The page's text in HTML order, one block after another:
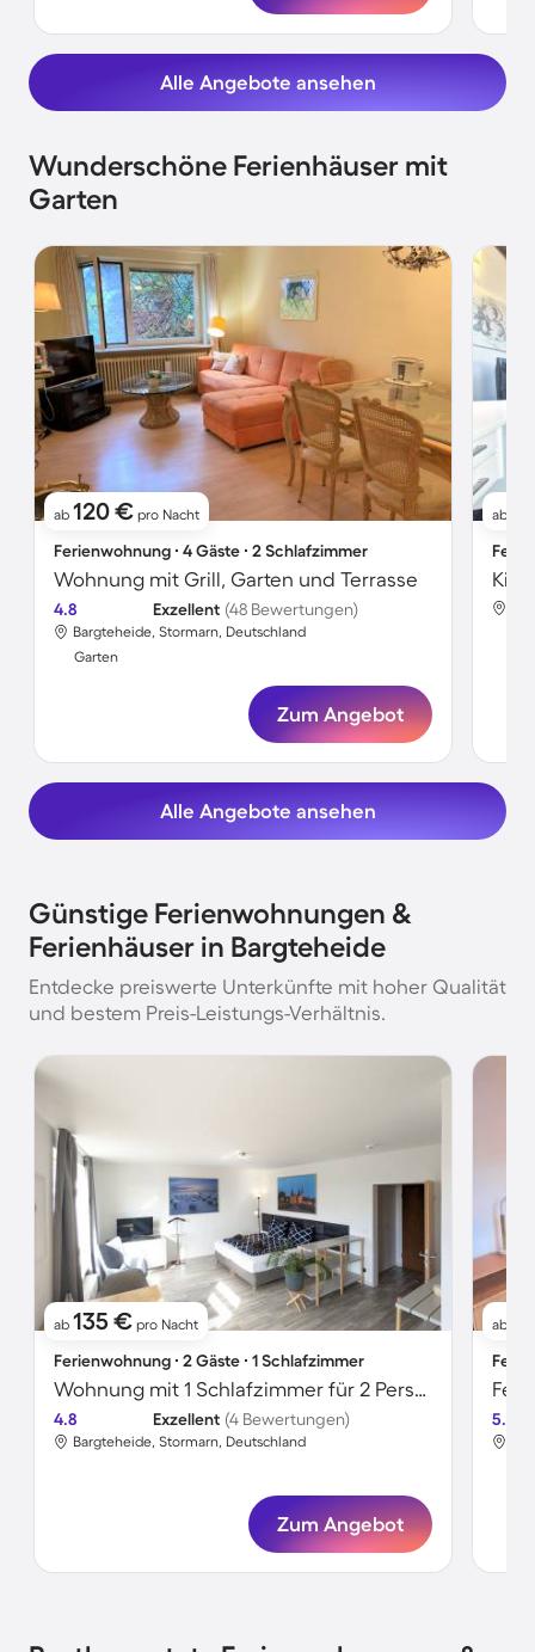
Alle Angebote ansehen
Wunderschöne Ferienhäuser mit
Garten
ab 120 € pro Nacht
Ferienwohnung ∙ 4 Gäste ∙ 2 Schlafzimmer
Wohnung mit Grill, Garten und Terrasse
4.8 Exzellent (48 Bewertungen)
Bargteheide, Stormarn, Deutschland
Garten
Zum Angebot
ab
Alle Angebote ansehen
Günstige Ferienwohnungen &
Ferienhäuser in Bargteheide
Entdecke preiswerte Unterkünfte mit hoher Qualität
und bestem Preis-Leistungs-Verhältnis.
ab 135 € pro Nacht
Ferienwohnung ∙ 2 Gäste ∙ 1 Schlafzimmer
Wohnung mit 1 Schlafzimmer für 2 Personen
4.8 Exzellent (4 Bewertungen)
Bargteheide, Stormarn, Deutschland
Zum Angebot
ab
5.0